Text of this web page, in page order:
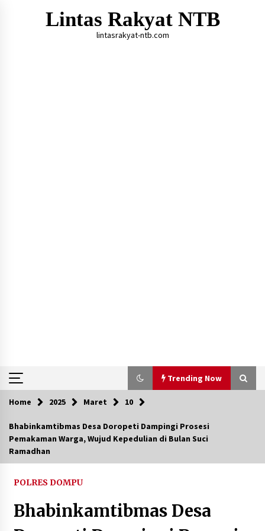
Lintas Rakyat NTB
lintasrakyat-ntb.com
Trending Now
Trending Now
Aksi Penggerebekan Pengedar Sabu di Dompu,
Ketegangan Memuncak di Kampung Bebas Dari
Narkoba
2 tahun ago
Polsek Kempo Serahkan ODGJ ke Ketua DPRD
Dompu untuk Dirujuk ke RSJ
Home 2025 Maret 10
Bhabinkamtibmas Desa Doropeti Dampingi Prosesi
Pemakaman Warga, Wujud Kepedulian di Bulan Suci
Ramadhan
POLRES DOMPU
Bhabinkamtibmas Desa